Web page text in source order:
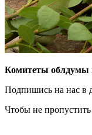
Комитеты облдумы
Подпишись на нас в
Чтобы не